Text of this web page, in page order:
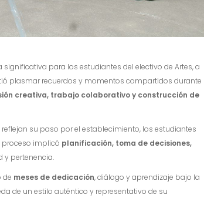
significativa para los estudiantes del electivo de Artes, a
plasmar recuerdos y momentos compartidos durante
creativa, trabajo colaborativo y construcción de
su paso por el establecimiento, los estudiantes
proceso implicó planificación, toma de decisiones,
y pertenencia.
de meses de dedicación, diálogo y aprendizaje bajo la
de un estilo auténtico y representativo de su